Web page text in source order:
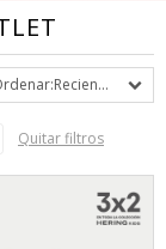
Recientes
Quitar filtros